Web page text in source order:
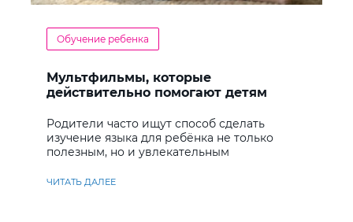
Обучение ребенка
Мультфильмы, которые
действительно помогают детям
Родители часто ищут способ сделать
изучение языка для ребёнка не только
полезным, но и увлекательным
ЧИТАТЬ ДАЛЕЕ